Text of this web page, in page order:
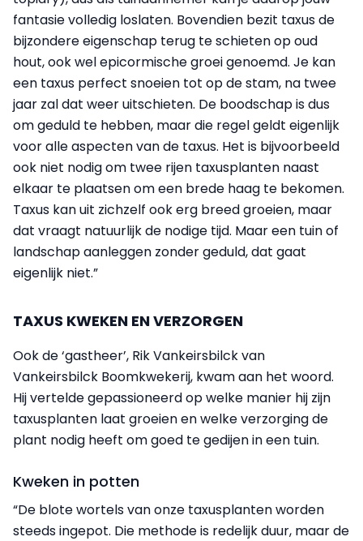
fantasie volledig los­laten. Bovendien bezit taxus de
bijzondere eigenschap terug te schieten op oud
hout, ook wel epicormische groei genoemd. Je kan
een taxus perfect snoeien tot op de stam, na twee
jaar zal dat weer uitschieten. De boodschap is dus
om geduld te hebben, maar die regel geldt eigenlijk
voor alle aspecten van de taxus. Het is bijvoorbeeld
ook niet nodig om twee rijen taxusplanten naast
elkaar te plaatsen om een brede haag te bekomen.
Taxus kan uit zichzelf ook erg breed groeien, maar
dat vraagt natuurlijk de nodige tijd. Maar een tuin of
landschap aanleggen zonder geduld, dat gaat
eigenlijk niet.”
TAXUS KWEKEN EN VERZORGEN
Ook de ‘gastheer’, Rik Vankeirsbilck van
Vankeirsbilck Boomkwekerij, kwam aan het woord.
Hij vertelde gepassioneerd op welke manier hij zijn
taxusplanten laat groeien en welke verzorging de
plant nodig heeft om goed te gedijen in een tuin.
Kweken in potten
“De blote wortels van onze taxusplanten worden
steeds ingepot. Die methode is redelijk duur, maar de